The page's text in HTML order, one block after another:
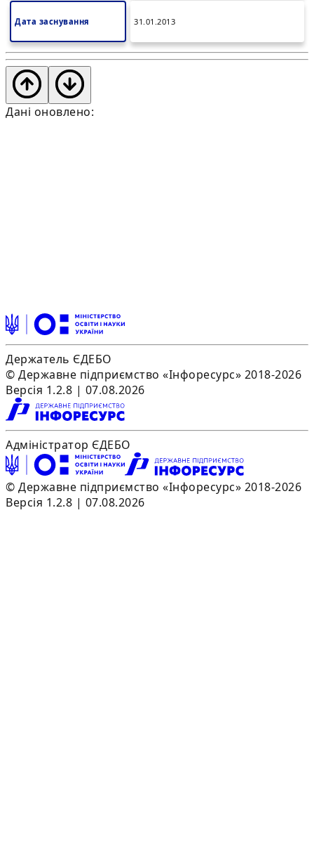
Дата заснування 31.01.2013
Дані оновлено:
Держатель ЄДЕБО
© Державне підприємство «Інфоресурс» 2018-2026
Версія 1.2.8 | 07.08.2026
Адміністратор ЄДЕБО
© Державне підприємство «Інфоресурс» 2018-2026
Версія 1.2.8 | 07.08.2026